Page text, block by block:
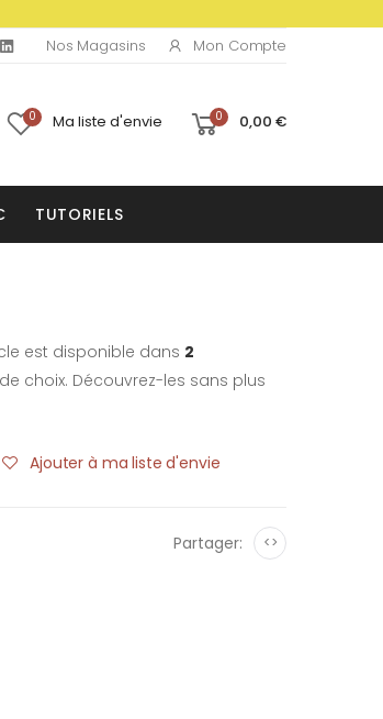
Nos Magasins Mon Compte
0 Ma liste d'envie 0 0,00 €
TUTORIELS
est disponible dans 2
choix. Découvrez-les sans plus
Ajouter à ma liste d'envie
Partager: <>